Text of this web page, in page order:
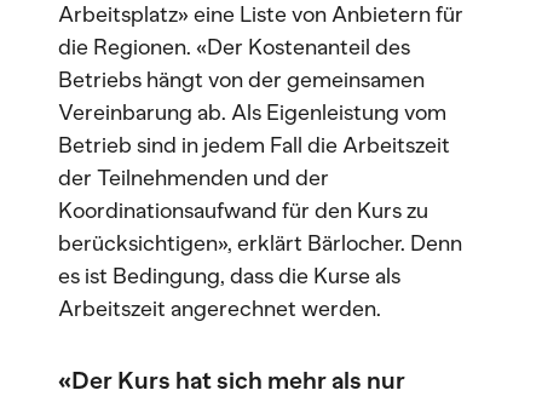
Arbeitsplatz» eine Liste von Anbietern für
die Regionen. «Der Kostenanteil des
Betriebs hängt von der gemeinsamen
Vereinbarung ab. Als Eigenleistung vom
Betrieb sind in jedem Fall die Arbeitszeit
der Teilnehmenden und der
Koordinationsaufwand für den Kurs zu
berücksichtigen», erklärt Bärlocher. Denn
es ist Bedingung, dass die Kurse als
Arbeitszeit angerechnet werden.
«Der Kurs hat sich mehr als nur